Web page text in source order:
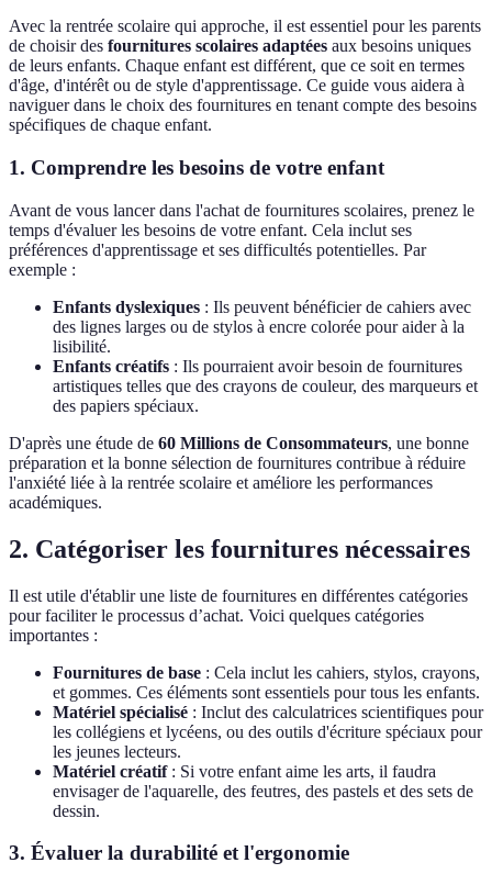
Avec la rentrée scolaire qui approche, il est essentiel pour les parents
de choisir des fournitures scolaires adaptées aux besoins uniques
de leurs enfants. Chaque enfant est différent, que ce soit en termes
d'âge, d'intérêt ou de style d'apprentissage. Ce guide vous aidera à
naviguer dans le choix des fournitures en tenant compte des besoins
spécifiques de chaque enfant.
1. Comprendre les besoins de votre enfant
Avant de vous lancer dans l'achat de fournitures scolaires, prenez le
temps d'évaluer les besoins de votre enfant. Cela inclut ses
préférences d'apprentissage et ses difficultés potentielles. Par
exemple :
Enfants dyslexiques : Ils peuvent bénéficier de cahiers avec
des lignes larges ou de stylos à encre colorée pour aider à la
lisibilité.
Enfants créatifs : Ils pourraient avoir besoin de fournitures
artistiques telles que des crayons de couleur, des marqueurs et
des papiers spéciaux.
D'après une étude de 60 Millions de Consommateurs, une bonne
préparation et la bonne sélection de fournitures contribue à réduire
l'anxiété liée à la rentrée scolaire et améliore les performances
académiques.
2. Catégoriser les fournitures nécessaires
Il est utile d'établir une liste de fournitures en différentes catégories
pour faciliter le processus d’achat. Voici quelques catégories
importantes :
Fournitures de base : Cela inclut les cahiers, stylos, crayons,
et gommes. Ces éléments sont essentiels pour tous les enfants.
Matériel spécialisé : Inclut des calculatrices scientifiques pour
les collégiens et lycéens, ou des outils d'écriture spéciaux pour
les jeunes lecteurs.
Matériel créatif: Si votre enfant aime les arts, il faudra
envisager de l'aquarelle, des feutres, des pastels et des sets de
dessin.
3. Évaluer la durabilité et l'ergonomie